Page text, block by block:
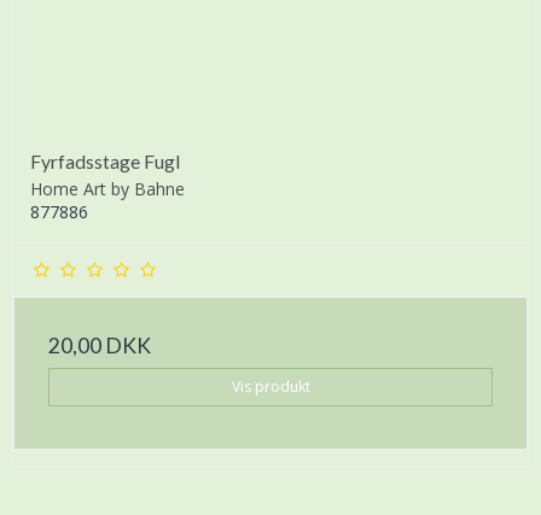
Fyrfadsstage Fugl
Home Art by Bahne
877886
20,00 DKK
Vis produkt